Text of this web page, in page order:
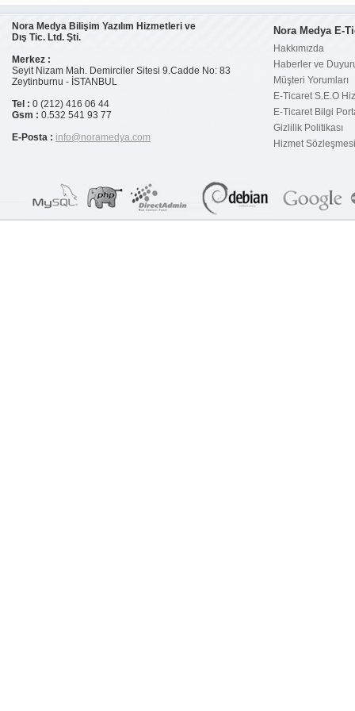
şartı
Türkiye`de e-ticaret geçen yıla
oranla %64 arttı
Neden Sanal Pos Alamıyorum?
Garanti Sanal POS`a Nasıl
Eticaret B2C Nedir ?
Nora Medya Bilişim Yazılım Hizmetleri ve
Dış Tic. Ltd. Şti.
Merkez :
Seyit Nizam Mah. Demirciler Sitesi 9.Cadde No: 83
Zeytinburnu - İSTANBUL
Tel : 0 (212) 416 06 44
Gsm : 0.532 541 93 77
E-Posta : info@noramedya.com
Nora Medya E-
Hakkımızda
Haberler ve
Müşteri Yorumları
E-Ticaret S.E.O
E-Ticaret Bilgi
Gizlilik Politikası
Hizmet Sözleşmesi